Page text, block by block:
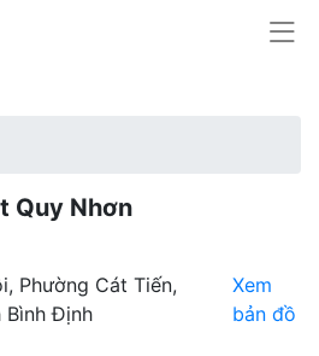
Quy Nhơn
Phường Cát Tiến,
Bình Định
Xem
bản đồ